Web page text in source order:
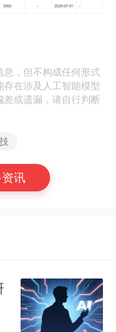
，但不构成任何形式
在涉及人工智能模型
或遗漏，请自行判断
讯